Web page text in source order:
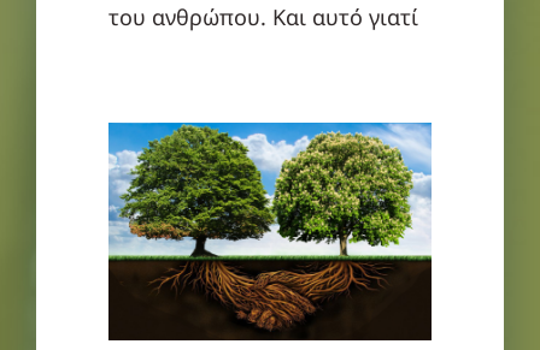
του ανθρώπου. Και αυτό γιατί